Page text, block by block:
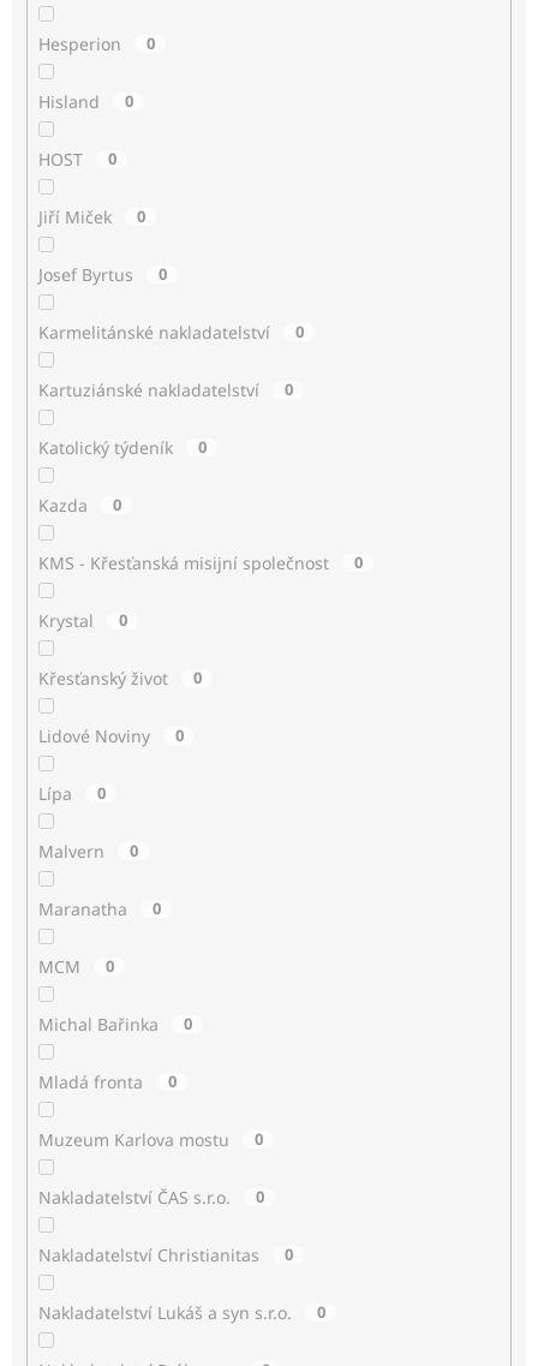
Hesperion 0
Hisland 0
HOST 0
Jiří Miček 0
Josef Byrtus 0
Karmelitánské nakladatelství 0
Kartuziánské nakladatelství 0
Katolický týdeník 0
Kazda 0
KMS - Křesťanská misijní společnost 0
Krystal 0
Křesťanský život 0
Lidové Noviny 0
Lípa 0
Malvern 0
Maranatha 0
MCM 0
Michal Bařinka 0
Mladá fronta 0
Muzeum Karlova mostu 0
Nakladatelství ČAS s.r.o. 0
Nakladatelství Christianitas 0
Nakladatelství Lukáš a syn s.r.o. 0